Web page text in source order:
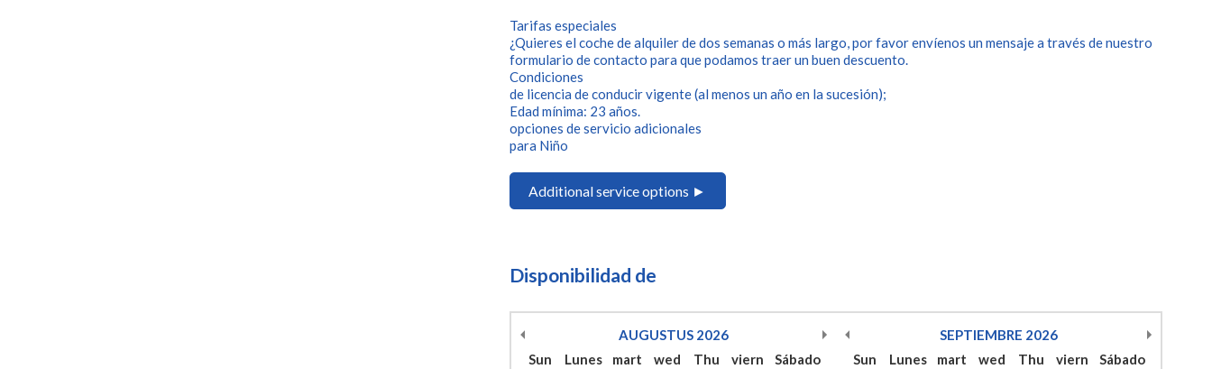
Tarifas especiales
¿Quieres el coche de alquiler de dos semanas o más largo, por favor envíenos un mensaje a través de nuestro
formulario de contacto para que podamos traer un buen descuento.
Condiciones
de licencia de conducir vigente (al menos un año en la sucesión);
Edad mínima: 23 años.
opciones de servicio adicionales
para Niño
Additional service options ►
Disponibilidad de
AUGUSTUS 2026
Sun
Lunes mart wed Thu viern
Sábado
SEPTIEMBRE 2026
Sun
Lunes mart wed Thu viern
Sábado